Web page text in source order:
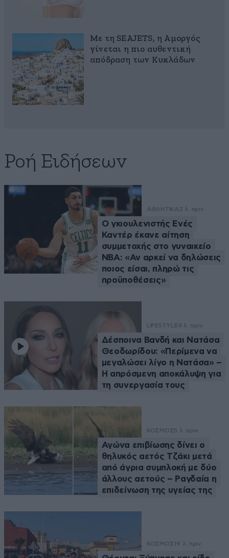
Με τη SEAJETS, η Αμοργός
γίνεται η πιο αυθεντική
απόδραση των Κυκλάδων
Ροή Ειδήσεων
ΑΘΛΗΤΙΚΑ2 λ. πριν
Ο γκιουλενιστής Ενές
Καντέρ έκανε αίτηση
συμμετοχής στο γυναικείο
ΝΒΑ: «Αν αρκεί να δηλώσεις
ποιος είσαι, πληρώ τις
προϋποθέσεις»
LIFESTYLE4 λ. πριν
Δέσποινα Βανδή και Νατάσα
Θεοδωρίδου: «Περίμενα να
μεγαλώσει λίγο η Νατάσα» –
Η απρόσμενη αποκάλυψη για
τη συνεργασία τους
ΚΟΣΜΟΣ5 λ. πριν
Αγώνα επιβίωσης δίνει ο
θηλυκός αετός Τζάκι μετά
από άγρια συμπλοκή με δύο
άλλους αετούς – Ραγδαία η
επιδείνωση της υγείας της
ΚΟΣΜΟΣ 19 λ. πριν